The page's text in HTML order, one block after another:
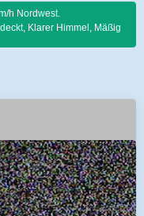
h Nordwest.
Klarer Himmel, Mäßig